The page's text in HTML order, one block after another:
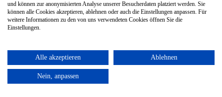
und können zur anonymisierten Analyse unserer Besucherdaten platziert werden. Sie
können alle Cookies akzeptieren, ablehnen oder auch die Einstellungen anpassen. Für
weitere Informationen zu den von uns verwendeten Cookies öffnen Sie die
Einstellungen.
Alle akzeptieren Ablehnen
Nein, anpassen